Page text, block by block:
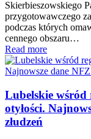
Skierbieszowskiego
przygotowawczego
podczas których
cennego obszaru…
Read more
Lubelskie wśród
otyłości.
złudzeń